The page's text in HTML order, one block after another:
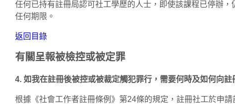
任何已持有註冊局認可社工學歷的人士，即使該課程已停辦
任何期限。
返回目錄
有關呈報被檢控或被定罪
4. 如我在註冊後被控或被裁定觸犯罪行，需要何時及如何向註
根據《社會工作者註冊條例》第24條的規定，註冊社工於申